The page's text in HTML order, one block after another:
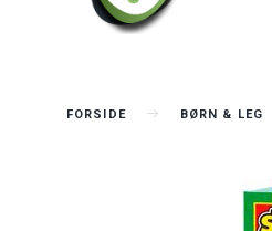
FORSIDE BØRN & LEG